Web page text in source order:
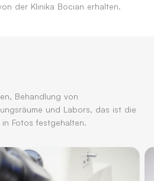
der Klinika Bocian erhalten.
Behandlung von
und Labors, das ist die
Fotos festgehalten.